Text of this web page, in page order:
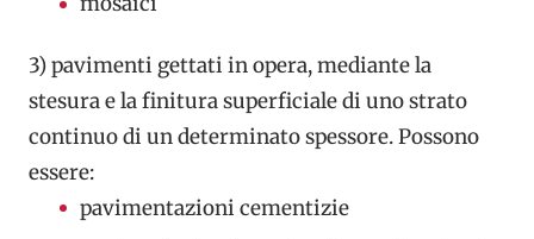
3) pavimenti gettati in opera, mediante la
stesura e la finitura superficiale di uno strato
continuo di un determinato spessore. Possono
essere:
pavimentazioni cementizie